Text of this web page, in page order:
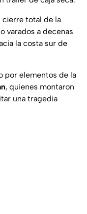
cierre total de la
varados a decenas
la costa sur de
por elementos de la
, quienes montaron
una tragedia